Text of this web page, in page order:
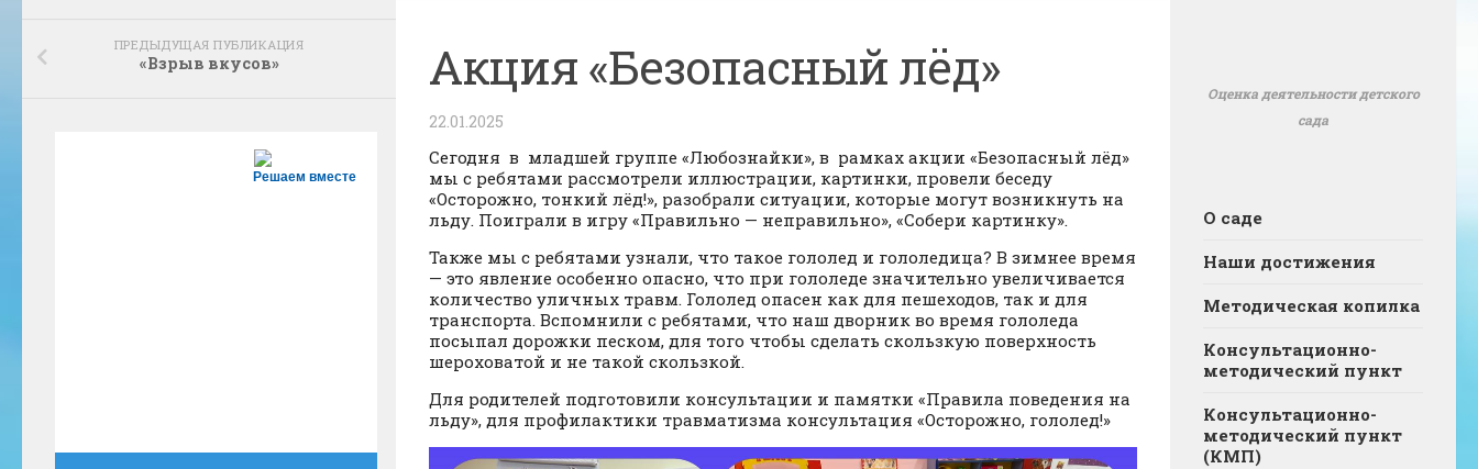
Акция «Безопасный лёд»
22.01.2025
Сегодня в младшей группе «Любознайки», в рамках акции «Безопасный лёд»
мы с ребятами рассмотрели иллюстрации, картинки, провели беседу
«Осторожно, тонкий лёд!», разобрали ситуации, которые могут возникнуть на
льду. Поиграли в игру «Правильно — неправильно», «Собери картинку».
Также мы с ребятами узнали, что такое гололед и гололедица? В зимнее время
— это явление особенно опасно, что при гололеде значительно увеличивается
количество уличных травм. Гололед опасен как для пешеходов, так и для
транспорта. Вспомнили с ребятами, что наш дворник во время гололеда
посыпал дорожки песком, для того чтобы сделать скользкую поверхность
шероховатой и не такой скользкой.
Для родителей подготовили консультации и памятки «Правила поведения на
льду», для профилактики травматизма консультация «Осторожно, гололед!»
ПРЕДЫДУЩАЯ ПУБЛИКАЦИЯ
«Взрыв вкусов»
Решаем вместе
Оценка деятельности детского
сада
О саде
Наши достижения
Методическая копилка
Консультационно-
методический пункт
Консультационно-
методический пункт
(КМП)